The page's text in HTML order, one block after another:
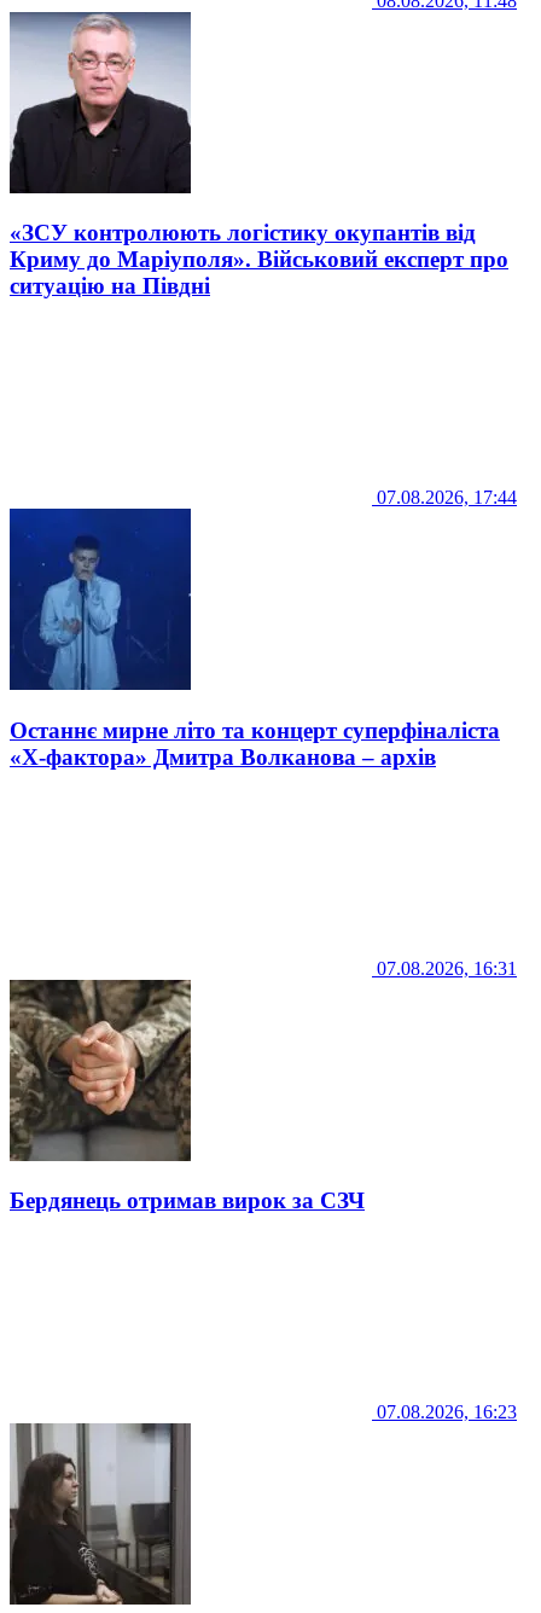
«ЗСУ контролюють логістику окупантів від
Криму до Маріуполя». Військовий експерт про
ситуацію на Півдні
07.08.2026, 17:44
Останнє мирне літо та концерт суперфіналіста
«Х-фактора» Дмитра Волканова – архів
07.08.2026, 16:31
Бердянець отримав вирок за СЗЧ
07.08.2026, 16:23